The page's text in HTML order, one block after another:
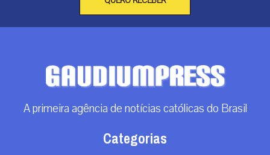
A primeira agência de notícias católicas do Brasil
Categorias